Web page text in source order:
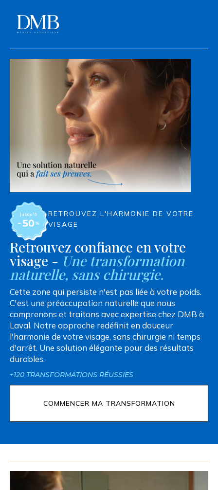
RETROUVEZ L'HARMONIE DE VOTRE
VISAGE
Retrouvez confiance en votre
visage - Une transformation
naturelle, sans chirurgie.
Cette zone qui persiste n'est pas liée à votre poids.
C'est une préoccupation naturelle que nous
comprenons et traitons avec expertise chez DMB à
Laval. Notre approche redéfinit en douceur
l'harmonie de votre visage, sans chirurgie ni temps
d'arrêt. Une solution élégante pour des résultats
durables.
+120 TRANSFORMATIONS RÉUSSIES
COMMENCER MA TRANSFORMATION